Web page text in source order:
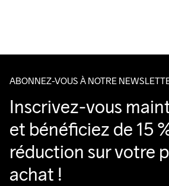
ABONNEZ-VOUS À NOTRE
Inscrivez-vous
et bénéficiez de 15
réduction sur votre
achat !